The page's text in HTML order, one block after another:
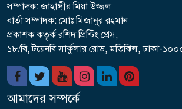
সম্পাদক: জাহাঙ্গীর মিয়া উজ্জল
বার্তা সম্পাদক: মোঃ মিজানুর রহমান
প্রকাশক কতৃর্ক রশিদ প্রিন্টিং প্রেস,
১৮/বি, টয়েনবি সার্কুলার রোড, মতিঝিল, ঢাকা-
আমাদের সম্পর্কে